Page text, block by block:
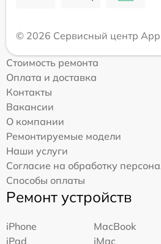
© 2026 Сервисный центр
Стоимость ремонта
Оплата и доставка
Контакты
Вакансии
О компании
Ремонтируемые модели
Наши услуги
Согласие на обработку
Способы оплаты
Ремонт устройств
iPhone
MacBook
iPad
iMac